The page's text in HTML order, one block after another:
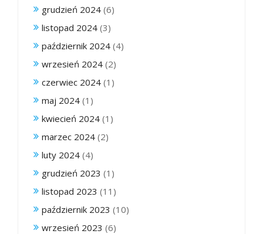
grudzień 2024 (6)
listopad 2024 (3)
październik 2024 (4)
wrzesień 2024 (2)
czerwiec 2024 (1)
maj 2024 (1)
kwiecień 2024 (1)
marzec 2024 (2)
luty 2024 (4)
grudzień 2023 (1)
listopad 2023 (11)
październik 2023 (10)
wrzesień 2023 (6)